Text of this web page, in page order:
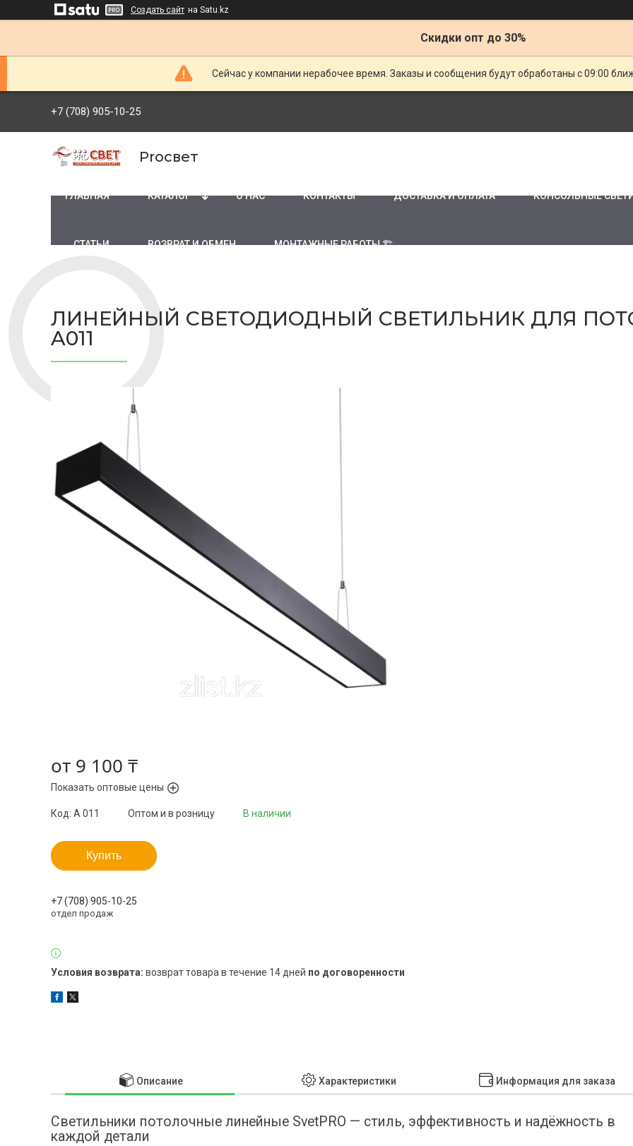
Создать сайт на Satu.kz
Скидки опт до 30%
Сейчас у компании нерабочее время. Заказы и сообщения будут обработаны с 09:00
+7 (708) 905-10-25
Proсвет
ГЛАВНАЯ КАТАЛОГ О НАС КОНТАКТЫ ДОСТАВКА И ОПЛАТА КОНСОЛЬНЫЕ
СТАТЬИ ВОЗВРАТ И ОБМЕН МОНТАЖНЫЕ РАБОТЫ 🏗
ЛИНЕЙНЫЙ СВЕТОДИОДНЫЙ СВЕТИЛЬНИК ДЛЯ
A011
от 9 100 ₸
Показать оптовые цены
В наличии
Оптом и в розницу
Код: A 011
Купить
+7 (708) 905-10-25
отдел продаж
возврат товара в течение 14 дней по договоренности
Описание Характеристики Информация для заказа
Светильники потолочные линейные SvetPRO — стиль, эффективность и надёжность в
каждой детали